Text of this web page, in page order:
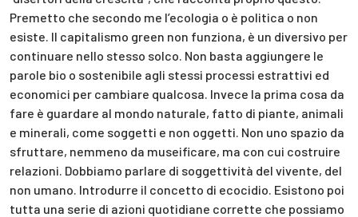
Premetto che secondo me l’ecologia o è politica o non
esiste. Il capitalismo green non funziona, è un diversivo per
continuare nello stesso solco. Non basta aggiungere le
parole bio o sostenibile agli stessi processi estrattivi ed
economici per cambiare qualcosa. Invece la prima cosa da
fare è guardare al mondo naturale, fatto di piante, animali
e minerali, come soggetti e non oggetti. Non uno spazio da
sfruttare, nemmeno da museificare, ma con cui costruire
relazioni. Dobbiamo parlare di soggettività del vivente, del
non umano. Introdurre il concetto di ecocidio. Esistono poi
tutta una serie di azioni quotidiane corrette che possiamo